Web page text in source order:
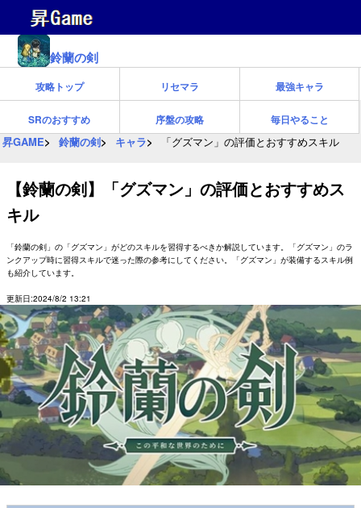
鈴蘭の剣
攻略トップ リセマラ 最強キャラ
SRのおすすめ 序盤の攻略 毎日やること
昇GAME 鈴蘭の剣 キャラ 「グズマン」の評価とおすすめスキル
【鈴蘭の剣】「グズマン」の評価とおすすめス
キル
「鈴蘭の剣」の「グズマン」がどのスキルを習得するべきか解説しています。「グズマン」のラ
ンクアップ時に習得スキルで迷った際の参考にしてください。「グズマン」が装備するスキル例
も紹介しています。
更新日:2024/8/2 13:21